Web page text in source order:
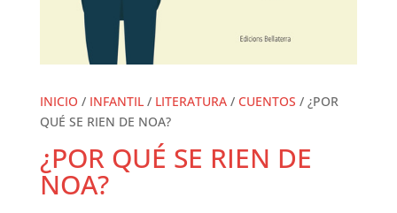
INICIO / INFANTIL/ LITERATURA/ CUENTOS / ¿POR
QUÉ SE RIEN DE NOA?
¿POR QUÉ SE RIEN DE
NOA?